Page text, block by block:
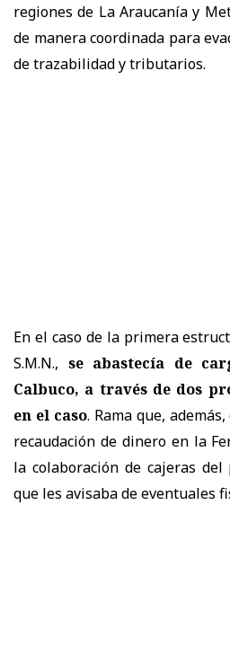
regiones de La Araucanía y
de manera coordinada para
de trazabilidad y tributarios.
En el caso de la primera
S.M.N., se abastecía de
Calbuco, a través de dos
en el caso. Rama que,
recaudación de dinero en la
la colaboración de cajeras
que les avisaba de eventuales